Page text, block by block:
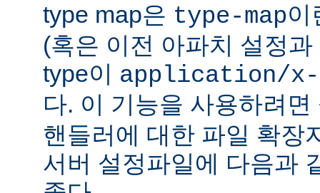
type map은 type-map이
(혹은 이전 아파치 설정
type이 application/x-
다. 이 기능을 사용하려
핸들러에 대한 파일 확장
서버 설정파일에 다음과